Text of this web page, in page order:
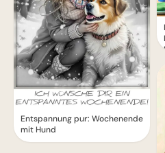
Entspannung pur: Wochenende
mit Hund